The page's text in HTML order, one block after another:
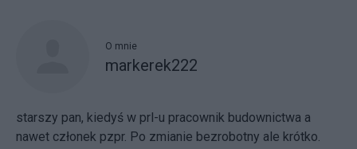
O mnie
markerek222
starszy pan, kiedyś w prl-u pracownik budownictwa a
nawet członek pzpr. Po zmianie bezrobotny ale krótko.